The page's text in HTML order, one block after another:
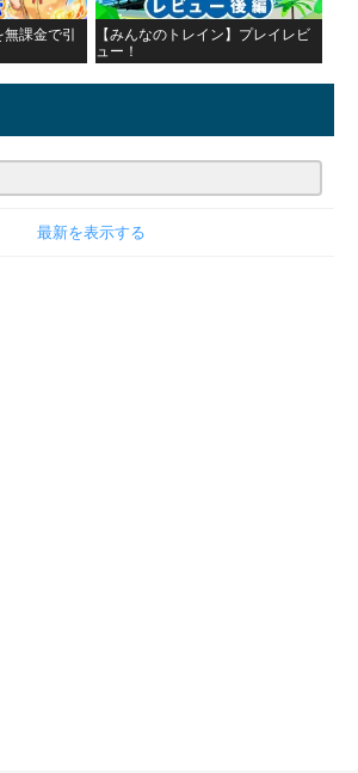
無課金で引
【みんなのトレイン】プレイレビ
ュー！
最新を表示する